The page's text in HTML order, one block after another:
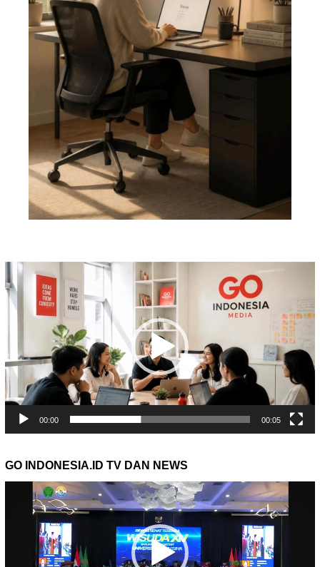
Pemutar
Video
00:00 00:05
GO INDONESIA.ID TV DAN NEWS
Pemutar